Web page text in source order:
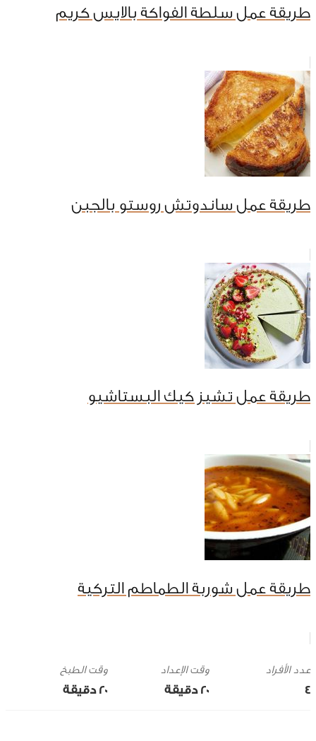
طريقة عمل سلطة الفواكة بالايس كريم
طريقة عمل ساندوتش روستو بالجبن
طريقة عمل تشيز كيك البستاشيو
طريقة عمل شوربة الطماطم التركية
4
وقت الإعداد
20 ‎دقيقة
وقت الطبخ
20 ‎دقيقة